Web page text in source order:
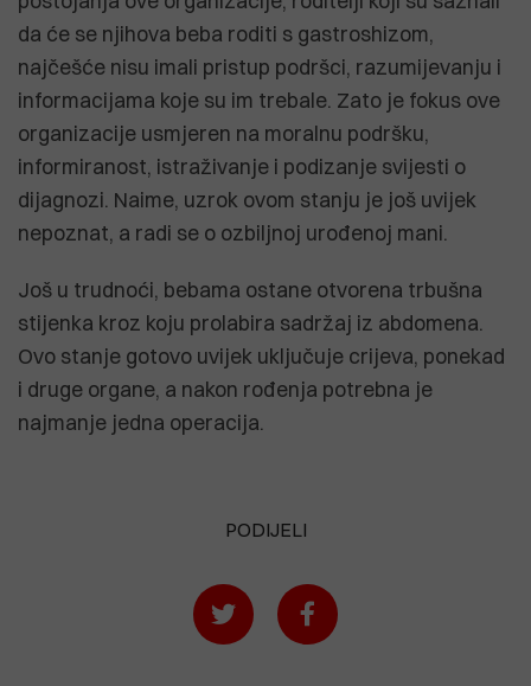
da će se njihova beba roditi s gastroshizom,
najčešće nisu imali pristup podršci, razumijevanju i
informacijama koje su im trebale. Zato je fokus ove
organizacije usmjeren na moralnu podršku,
informiranost, istraživanje i podizanje svijesti o
dijagnozi. Naime, uzrok ovom stanju je još uvijek
nepoznat, a radi se o ozbiljnoj urođenoj mani.
Još u trudnoći, bebama ostane otvorena trbušna
stijenka kroz koju prolabira sadržaj iz abdomena.
Ovo stanje gotovo uvijek uključuje crijeva, ponekad
i druge organe, a nakon rođenja potrebna je
najmanje jedna operacija.
PODIJELI